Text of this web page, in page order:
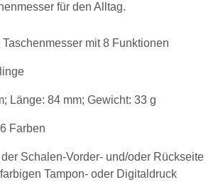
für den Alltag.
mit 8 Funktionen
Länge: 84 mm; Gewicht: 33 g
Farben
Schalen-Vorder- und/oder Rückseite
Tampon- oder Digitaldruck